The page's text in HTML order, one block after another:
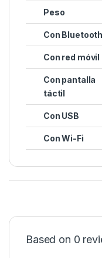
Peso
Con Bluetooth
Con red móvil
Con pantalla
táctil
Con USB
Con Wi-Fi
Based on 0